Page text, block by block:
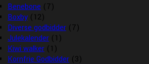
Benebone (7)
Boxby (12)
Diverse godbidder (7)
Julekalender (1)
Kiwi walker (1)
Kornfrie Godbidder (3)